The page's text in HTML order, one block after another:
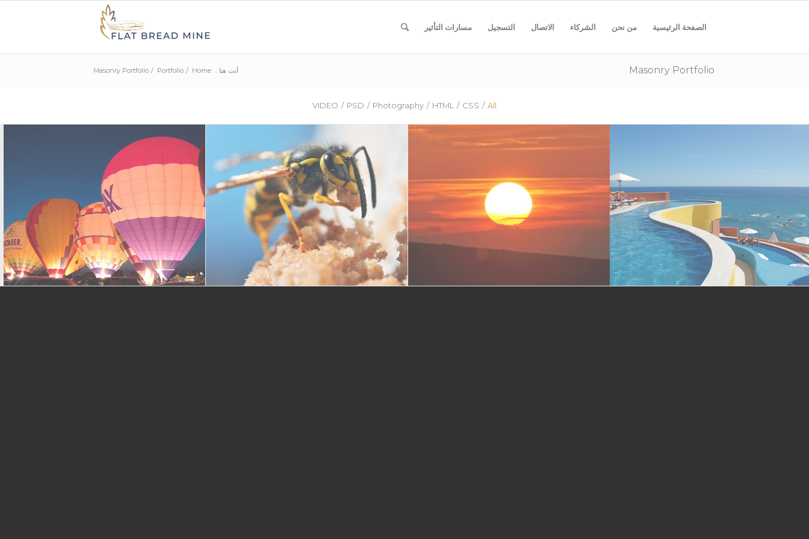
الصفحة الرئيسية من نحن الشركاء الاتصال التسجيل مسارات التأثير
Masonry Portfolio أنت هنا .. Home
/
Portfolio
/
Masonry Portfolio
All
/
CSS
/
HTML
/
Photography
/
PSD
/
VIDEO